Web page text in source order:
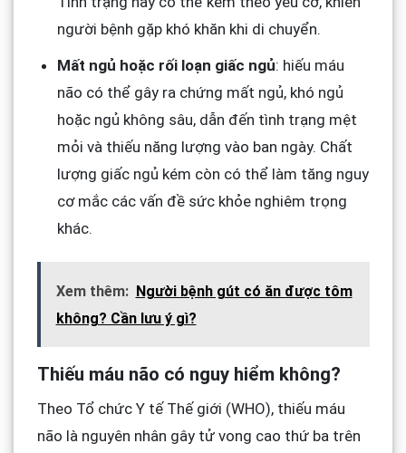
người bệnh gặp khó khăn khi di chuyển.
Mất ngủ hoặc rối loạn giấc ngủ: hiếu máu
não có thể gây ra chứng mất ngủ, khó ngủ
hoặc ngủ không sâu, dẫn đến tình trạng mệt
mỏi và thiếu năng lượng vào ban ngày. Chất
lượng giấc ngủ kém còn có thể làm tăng nguy
cơ mắc các vấn đề sức khỏe nghiêm trọng
khác.
Xem thêm: Người bệnh gút có ăn được tôm
không? Cần lưu ý gì?
Thiếu máu não có nguy hiểm không?
Theo Tổ chức Y tế Thế giới (WHO), thiếu máu
não là nguyên nhân gây tử vong cao thứ ba trên